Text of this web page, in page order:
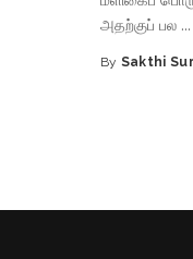
அதற்குப் பல ...
Posted
By Sakthi